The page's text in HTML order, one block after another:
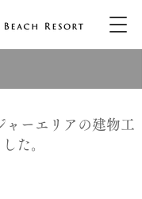
ャーエリアの建物工
た。